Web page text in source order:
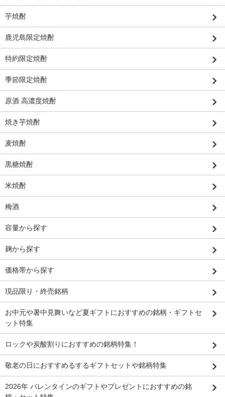
芋焼酎
鹿児島限定焼酎
特約限定焼酎
季節限定焼酎
原酒 高濃度焼酎
焼き芋焼酎
麦焼酎
黒糖焼酎
米焼酎
梅酒
容量から探す
麹から探す
価格帯から探す
現品限り・終売銘柄
お中元や暑中見舞いなど夏ギフトにおすすめの銘柄・ギフトセ
ット特集
ロックや炭酸割りにおすすめの銘柄特集！
敬老の日におすすめるするギフトセットや銘柄特集
2026年 バレンタインのギフトやプレゼントにおすすめの銘